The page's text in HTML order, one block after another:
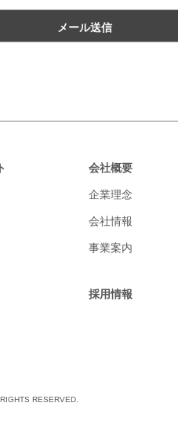
会社概要
企業理念
会社情報
事業案内
採用情報
RESERVED.